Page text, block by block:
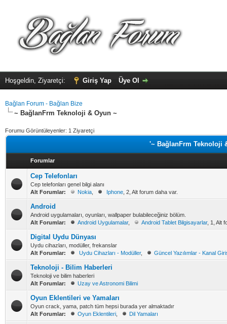
Hoşgeldin, Ziyaretçi: Giriş Yap Üye Ol
Bağlan Forum - Bağlan Bize
~ BağlanFrm Teknoloji & Oyun ~
Forumu Görüntüleyenler: 1 Ziyaretçi
'~ BağlanFrm Teknoloji
Forumlar
Cep Telefonları
Cep telefonları genel bilgi alanı
Alt Forumlar:
Nokia Iphone , 2, Alt forum daha var.
Android
Android uygulamaları, oyunları, wallpaper bulabileceğiniz bölüm.
Alt Forumlar:
Android Uygulamalar, Android Tablet Bilgisayarlar, 1, Alt
Digital Uydu Dünyası
Uydu cihazları, modüller, frekanslar
Alt Forumlar:
Uydu Cihazları - Modüller, Güncel Yazılımlar - Kanal
Teknoloji - Bilim Haberleri
Teknoloji ve bilim haberleri
Alt Forumlar:
Uzay ve Astronomi Bilimi
Oyun Eklentileri ve Yamaları
Oyun crack, yama, patch tüm hepsi burada yer almaktadır
Alt Forumlar:
Oyun Eklentileri Dil Yamaları